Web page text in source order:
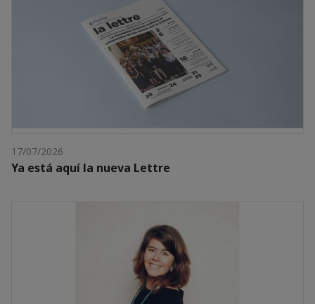
17/07/2026
Ya está aquí la nueva Lettre